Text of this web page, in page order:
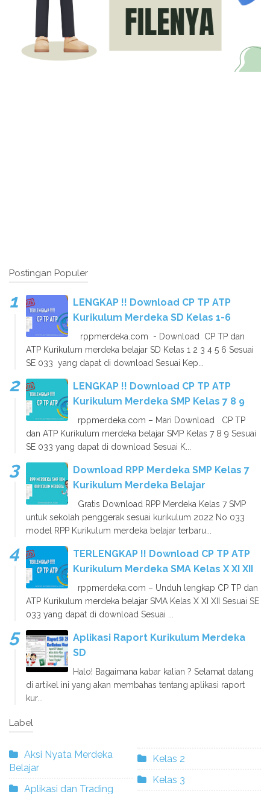
Postingan Populer
LENGKAP !! Download CP TP ATP
Kurikulum Merdeka SD Kelas 1-6
rppmerdeka.com - Download CP TP dan
ATP Kurikulum merdeka belajar SD Kelas 1 2 3 4 5 6 Sesuai
SE 033 yang dapat di download Sesuai Kep...
LENGKAP !! Download CP TP ATP
Kurikulum Merdeka SMP Kelas 7 8 9
rppmerdeka.com – Mari Download CP TP
dan ATP Kurikulum merdeka belajar SMP Kelas 7 8 9 Sesuai
SE 033 yang dapat di download Sesuai K...
Download RPP Merdeka SMP Kelas 7
Kurikulum Merdeka Belajar
Gratis Download RPP Merdeka Kelas 7 SMP
untuk sekolah penggerak sesuai kurikulum 2022 No 033
model RPP Kurikulum merdeka belajar terbaru...
TERLENGKAP !! Download CP TP ATP
Kurikulum Merdeka SMA Kelas X XI XII
rppmerdeka.com – Unduh lengkap CP TP dan
ATP Kurikulum merdeka belajar SMA Kelas X XI XII Sesuai SE
033 yang dapat di download Sesuai ...
Aplikasi Raport Kurikulum Merdeka
SD
Halo! Bagaimana kabar kalian ? Selamat datang
di artikel ini yang akan membahas tentang aplikasi raport
kur...
Label
Aksi Nyata Merdeka
Belajar
Aplikasi dan Trading
Kelas 2
Kelas 3